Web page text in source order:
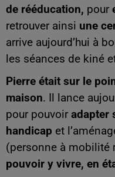
de rééducation, pour
retrouver ainsi une
arrive aujourd’hui à
les séances de kiné
Pierre était sur le
maison. Il lance
pour pouvoir adapter
handicap et
(personne à mobilité
pouvoir y vivre, en